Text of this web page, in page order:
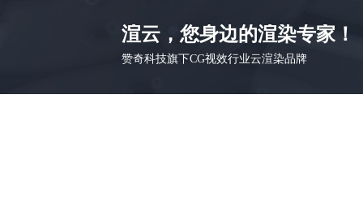
渲云，您身边的渲染专家！
赞奇科技旗下CG视效行业云渲染品牌